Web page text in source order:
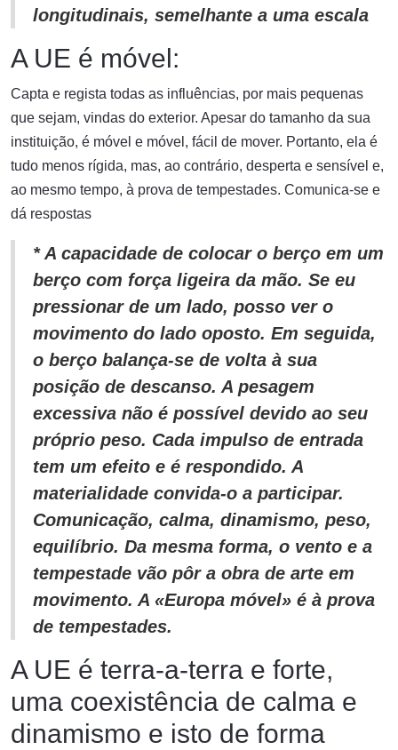
longitudinais, semelhante a uma escala
A UE é móvel:
Capta e regista todas as influências, por mais pequenas
que sejam, vindas do exterior. Apesar do tamanho da sua
instituição, é móvel e móvel, fácil de mover. Portanto, ela é
tudo menos rígida, mas, ao contrário, desperta e sensível e,
ao mesmo tempo, à prova de tempestades. Comunica-se e
dá respostas
* A capacidade de colocar o berço em um
berço com força ligeira da mão. Se eu
pressionar de um lado, posso ver o
movimento do lado oposto. Em seguida,
o berço balança-se de volta à sua
posição de descanso. A pesagem
excessiva não é possível devido ao seu
próprio peso. Cada impulso de entrada
tem um efeito e é respondido. A
materialidade convida-o a participar.
Comunicação, calma, dinamismo, peso,
equilíbrio. Da mesma forma, o vento e a
tempestade vão pôr a obra de arte em
movimento. A «Europa móvel» é à prova
de tempestades.
A UE é terra-a-terra e forte,
uma coexistência de calma e
dinamismo e isto de forma